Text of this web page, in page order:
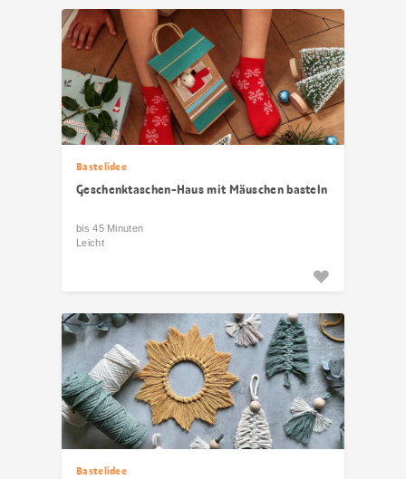
Bastelidee
Geschenktaschen-Haus mit Mäuschen basteln
bis 45 Minuten
Leicht
Bastelidee